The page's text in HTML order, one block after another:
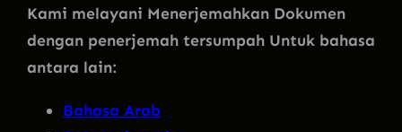
Kami melayani Menerjemahkan Dokumen
dengan penerjemah tersumpah Untuk bahasa
antara lain:
Bahasa Arab